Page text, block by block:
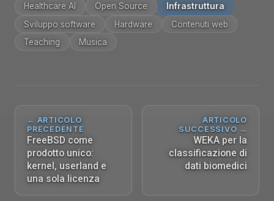
Healthcare AI
Open Source
Infrastruttura
Sviluppo software
Hardware
Contenuti web
Teaching
Musica
← ARTICOLO
PRECEDENTE
FreeBSD come
prodotto unico:
kernel, userland e
una sola licenza
ARTICOLO
SUCCESSIVO →
WEKA per la
classificazione di
dati biomedici